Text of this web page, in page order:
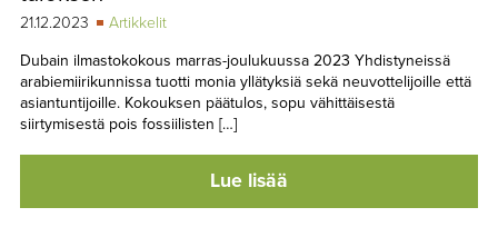
21.12.2023
Artikkelit
Dubain ilmastokokous marras-joulukuussa 2023 Yhdistyneissä
arabiemiirikunnissa tuotti monia yllätyksiä sekä neuvottelijoille että
asiantuntijoille. Kokouksen päätulos, sopu vähittäisestä
siirtymisestä pois fossiilisten […]
Lue lisää